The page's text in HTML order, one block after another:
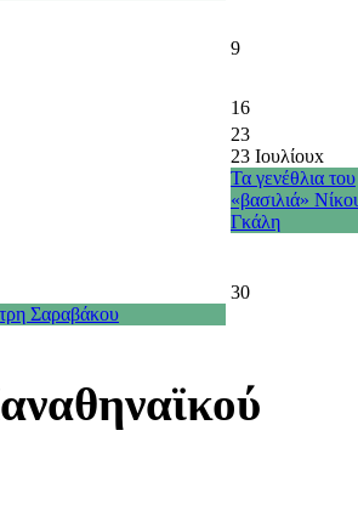
9
16
23
23 Ιουλίουx
Τα γενέθλια του
«βασιλιά»
Γκάλη
Σαραβάκου
30